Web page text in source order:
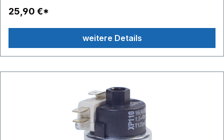
max. 250V 10(2)A Edelstahlmembrane (ASI31) Silikon
Material Gehäuse: Technopolymer (PET)
Temperaturbereich: bis +125 °C
25,90 €*
weitere Details